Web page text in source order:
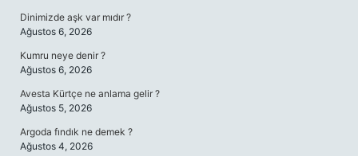
Dinimizde aşk var mıdır ?
Ağustos 6, 2026
Kumru neye denir ?
Ağustos 6, 2026
Avesta Kürtçe ne anlama gelir ?
Ağustos 5, 2026
Argoda fındık ne demek ?
Ağustos 4, 2026